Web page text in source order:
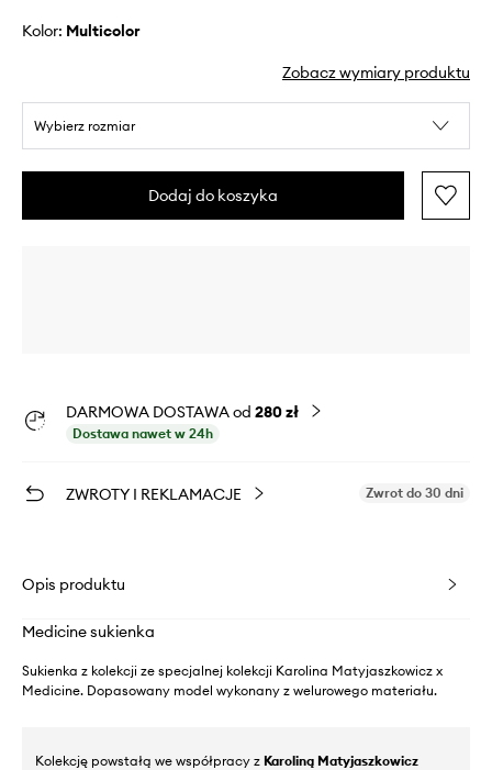
Kolor: multicolor
Zobacz wymiary produktu
Wybierz rozmiar
Dodaj do koszyka
DARMOWA DOSTAWA od 280 zł
Dostawa nawet w 24h
ZWROTY I REKLAMACJE Zwrot do 30 dni
Opis produktu
Medicine sukienka
Sukienka z kolekcji ze specjalnej kolekcji Karolina Matyjaszkowicz x
Medicine. Dopasowany model wykonany z welurowego materiału.
Kolekcję powstałą we współpracy z Karoliną Matyjaszkowicz